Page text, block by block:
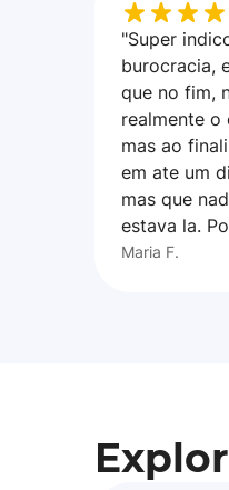
"Super
burocracia,
que no fim,
realmente o
mas ao
em ate um
mas que
estava la.
Maria F.